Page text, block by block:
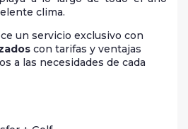
clima.
un servicio exclusivo con
con tarifas y ventajas
a las necesidades de cada